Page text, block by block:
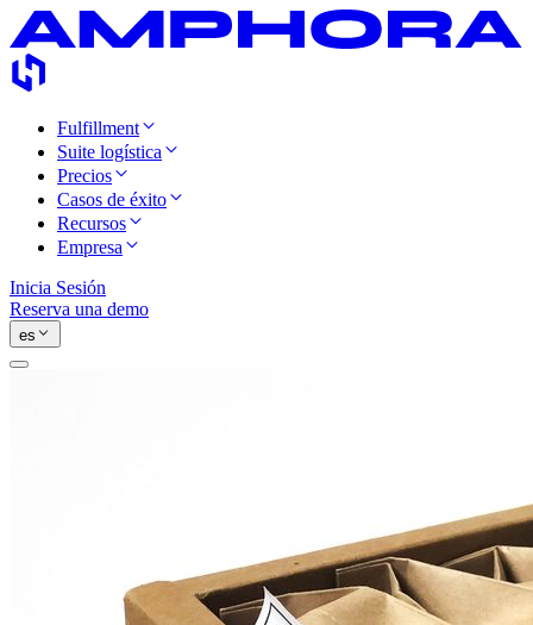
Fulfillment
Suite logística
Precios
Casos de éxito
Recursos
Empresa
Inicia Sesión
Reserva una demo
es